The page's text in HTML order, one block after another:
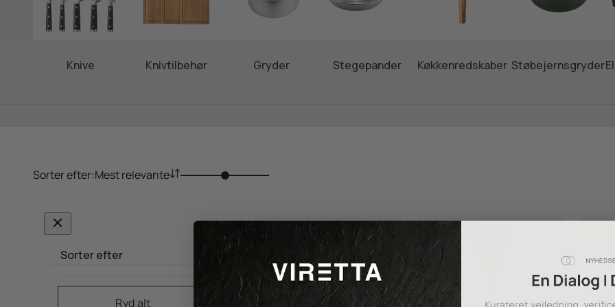
Knive Knivtilbehør Gryder Stegepander Køkkenredskaber Støbejernsgryder
Sorter efter:Mest relevante
Sorter efter
Ryd alt
BESTSELLER